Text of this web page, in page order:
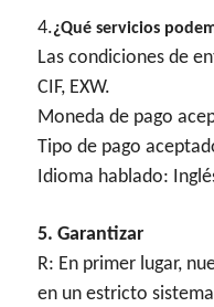
4.¿Qué servicios
Las condiciones de
CIF, EXW.
Moneda de pago
Tipo de pago
Idioma hablado:
5. Garantizar
R: En primer lugar,
en un estricto